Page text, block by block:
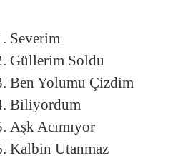
Severim
Güllerim Soldu
Ben Yolumu Çizdim
Biliyordum
Aşk Acımıyor
Kalbin Utanmaz